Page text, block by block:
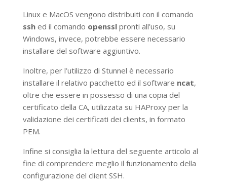
Linux e MacOS vengono distribuiti con il comando
sshed il comando opensslpronti all’uso, su
Windows, invece, potrebbe essere necessario
installare del software aggiuntivo.
Inoltre, per l’utilizzo di Stunnel è necessario
installare il relativo pacchetto ed il software ncat,
oltre che essere in possesso di una copia del
certificato della CA, utilizzata su HAProxy per la
validazione dei certificati dei clients, in formato
PEM.
Infine si consiglia la lettura del seguente articolo al
fine di comprendere meglio il funzionamento della
configurazione del client SSH.